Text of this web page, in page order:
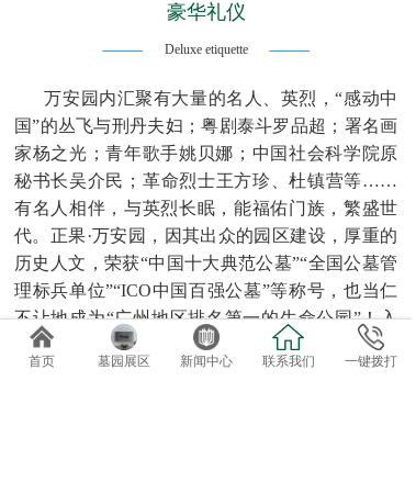
豪华礼仪
Deluxe etiquette
万安园内汇聚有大量的名人、英烈，“感动中
国”的丛飞与刑丹夫妇；粤剧泰斗罗品超；署名画
家杨之光；青年歌手姚贝娜；中国社会科学院原
秘书长吴介民；革命烈士王方珍、杜镇营等……
有名人相伴，与英烈长眠，能福佑门族，繁盛世
代。正果·万安园，因其出众的园区建设，厚重的
历史人文，荣获“中国十大典范公墓”“全国公墓管
理标兵单位”“ICO中国百强公墓”等称号，也当仁
不让地成为“广州地区排名第一的生命公园”！入
园礼仪，迎灵礼仪包括军民混合编队礼仪，大型
豪华礼仪等是公司团队在广州地区最大的优势！
首页 墓园展区 新闻中心 联系我们 一键拨打